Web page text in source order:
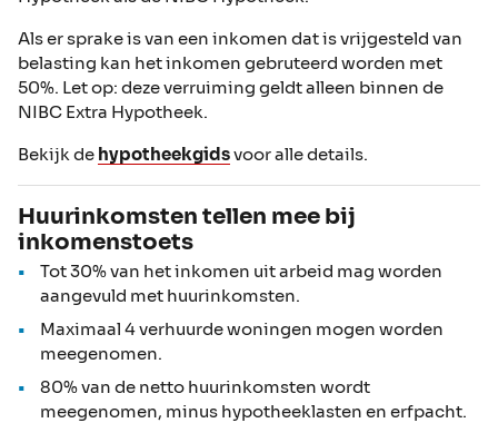
Als er sprake is van een inkomen dat is vrijgesteld van
belasting kan het inkomen gebruteerd worden met
50%. Let op: deze verruiming geldt alleen binnen de
NIBC Extra Hypotheek.
Bekijk de hypotheekgidsvoor alle details.
Huurinkomsten tellen mee bij
inkomenstoets
Tot 30% van het inkomen uit arbeid mag worden
aangevuld met huurinkomsten.
Maximaal 4 verhuurde woningen mogen worden
meegenomen.
80% van de netto huurinkomsten wordt
meegenomen, minus hypotheeklasten en erfpacht.